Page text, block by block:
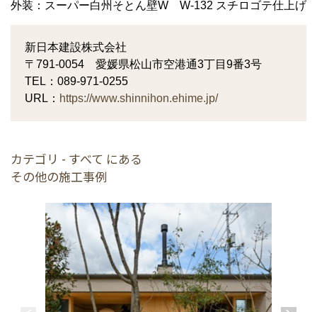
外装：スーパー白州そとん壁W W-132 スチロゴテ仕上げ
新日本建設株式会社
〒791-0054 愛媛県松山市空港通3丁目9番3号
TEL：089-971-0255
URL： https://www.shinnihon.ehime.jp/
カテゴリ - すべて にある
その他の施工事例